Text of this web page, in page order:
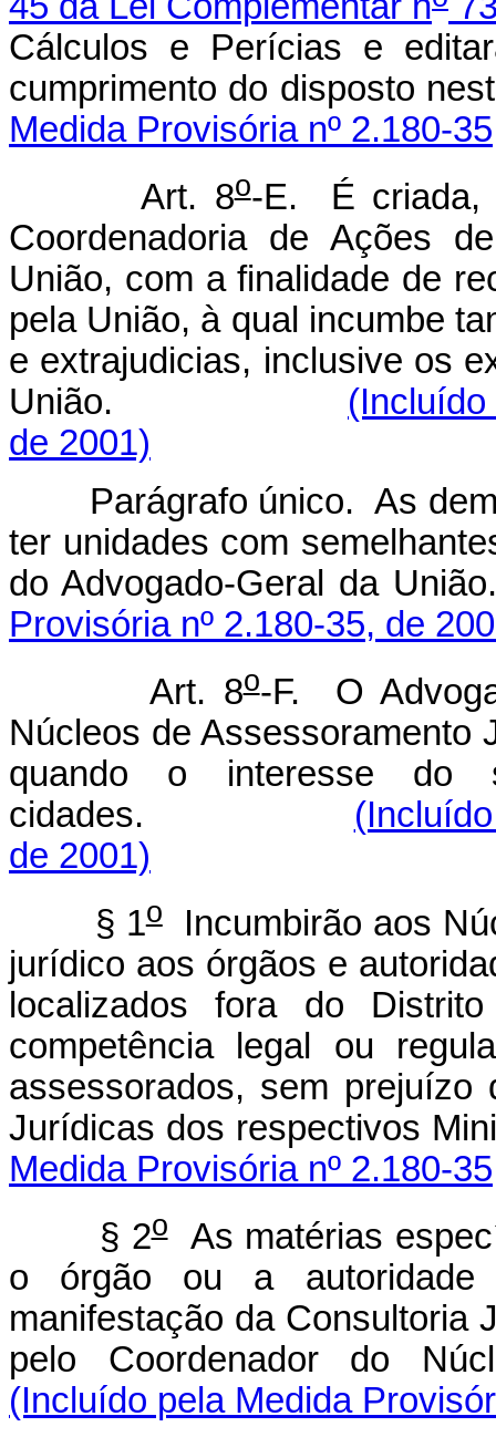
Cálculos e Perícias e
cumprimento do
Medida Provisória nº 2.180-
Art. 8o-E. É criada,
Coordenadoria de Ações
União, com a finalidade de
pela União, à qual incumbe
e extrajudicias, inclusive os
União.
de 2001)
Parágrafo único. As
ter unidades com
do Advogado-Geral
Provisória nº 2.180-35, de
Art. 8o-F. O
Núcleos de Assessoramento
quando o interesse do
cidades.
de 2001)
§ 1oIncumbirão aos
jurídico aos órgãos e
localizados fora do
competência legal ou
assessorados, sem prejuízo
Jurídicas dos
Medida Provisória nº 2.180-
§ 2oAs matérias
o órgão ou a autoridade
manifestação da Consultoria
pelo Coordenador do
(Incluído pela Medida